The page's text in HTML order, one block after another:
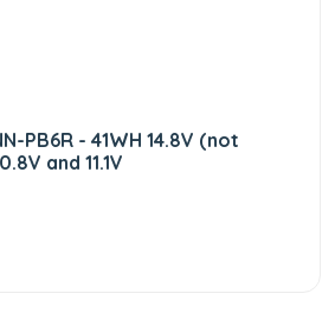
PB6R - 41WH 14.8V (not
and 11.1V